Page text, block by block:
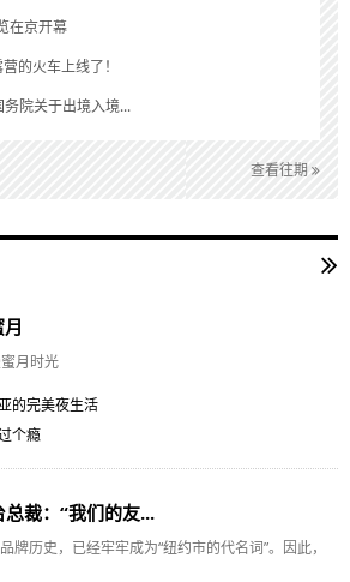
在京开幕
的火车上线了！
院关于出境入境...
查看往期
月时光
的完美夜生活
个瘾
裁：“我们的友...
牌历史，已经牢牢成为“纽约市的代名词”。因此，